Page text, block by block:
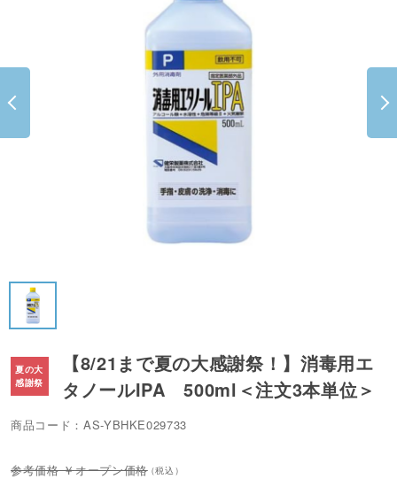
【8/21まで夏の大感謝祭！】消毒用エ
タノールIPA 500ml＜注文3本単位＞
商品コード：AS-YBHKE029733
オープン価格